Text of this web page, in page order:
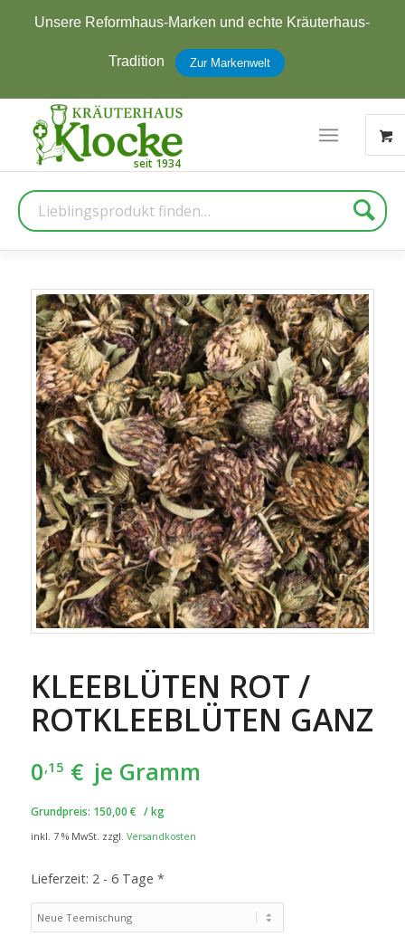
Unsere Reformhaus-Marken und echte Kräuterhaus-
Tradition Zur Markenwelt
Suche
KLEEBLÜTEN ROT /
ROTKLEEBLÜTEN GANZ
0,15 € je Gramm
Grundpreis: 150,00 € /kg
inkl. 7 % MwSt. zzgl. Versandkosten
Lieferzeit: 2 - 6 Tage *